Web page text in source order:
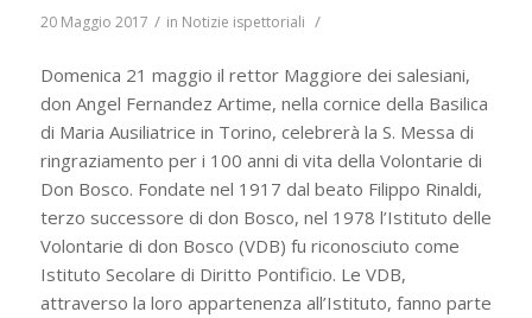
20 Maggio 2017 / in Notizie ispettoriali /
Domenica 21 maggio il rettor Maggiore dei salesiani,
don Angel Fernandez Artime, nella cornice della Basilica
di Maria Ausiliatrice in Torino, celebrerà la S. Messa di
ringraziamento per i 100 anni di vita della Volontarie di
Don Bosco. Fondate nel 1917 dal beato Filippo Rinaldi,
terzo successore di don Bosco, nel 1978 l’Istituto delle
Volontarie di don Bosco (VDB) fu riconosciuto come
Istituto Secolare di Diritto Pontificio. Le VDB,
attraverso la loro appartenenza all’Istituto, fanno parte